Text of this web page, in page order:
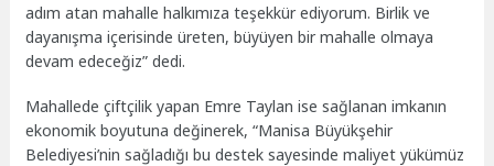
adım atan mahalle halkımıza teşekkür ediyorum. Birlik ve
dayanışma içerisinde üreten, büyüyen bir mahalle olmaya
devam edeceğiz” dedi.
Mahallede çiftçilik yapan Emre Taylan ise sağlanan imkanın
ekonomik boyutuna değinerek, “Manisa Büyükşehir
Belediyesi’nin sağladığı bu destek sayesinde maliyet yükümüz